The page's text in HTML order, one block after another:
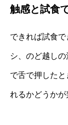
触感と試食
できれば試食
シ、のど越し
で舌で押した
れるかどうかが